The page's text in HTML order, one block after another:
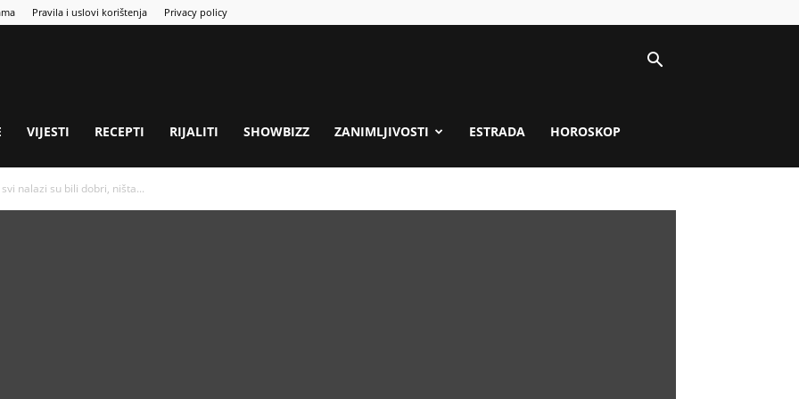
Pravila i uslovi korištenja Privacy policy
VIJESTI RECEPTI RIJALITI SHOWBIZZ ZANIMLJIVOSTI ESTRADA HOROSKOP
nalazi su bili dobri, ništa...